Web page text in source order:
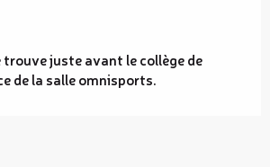
trouve juste avant le collège de
de la salle omnisports.